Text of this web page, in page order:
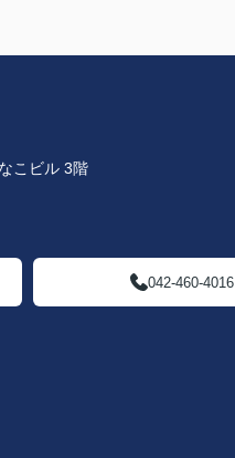
こビル 3階
042-460-4016